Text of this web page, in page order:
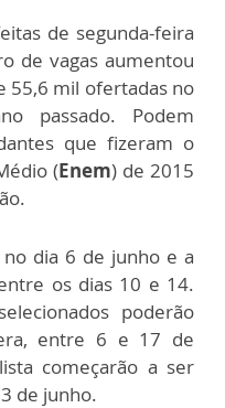
de segunda-feira
de vagas aumentou
55,6 mil ofertadas no
passado. Podem
que fizeram o
(Enem) de 2015
dia 6 de junho e a
os dias 10 e 14.
poderão
entre 6 e 17 de
começarão a ser
de junho.